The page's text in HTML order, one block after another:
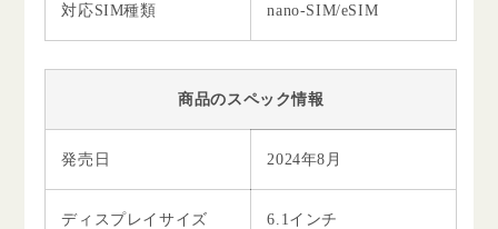
対応SIM種類 nano-SIM/eSIM
商品のスペック情報
発売日 2024年8月
ディスプレイサイズ 6.1インチ